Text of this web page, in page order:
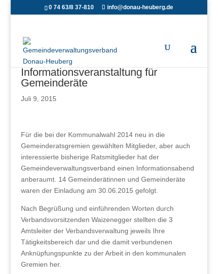
0 74 63/8 37-810 info@donau-heuberg.de
Informationsveranstaltung für
Gemeinderäte
Juli 9, 2015
Für die bei der Kommunalwahl 2014 neu in die
Gemeinderatsgremien gewählten Mitglieder, aber auch
interessierte bisherige Ratsmitglieder hat der
Gemeindeverwaltungsverband einen Informationsabend
anberaumt. 14 Gemeinderätinnen und Gemeinderäte
waren der Einladung am 30.06.2015 gefolgt.
Nach Begrüßung und einführenden Worten durch
Verbandsvorsitzenden Waizenegger stellten die 3
Amtsleiter der Verbandsverwaltung jeweils Ihre
Tätigkeitsbereich dar und die damit verbundenen
Anknüpfungspunkte zu der Arbeit in den kommunalen
Gremien her.